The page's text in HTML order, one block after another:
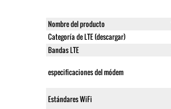
Nombre del producto
Categoría de LTE (descargar)
Bandas LTE
especificaciones del módem
Estándares WiFi